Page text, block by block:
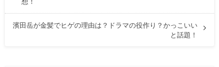
想！
濱田岳が金髪でヒゲの理由は？ドラマの役作り？かっこいい
と話題！